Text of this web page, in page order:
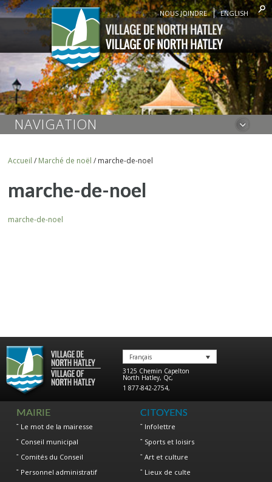
NOUS JOINDRE ENGLISH
NAVIGATION
Accueil / Marché de noël / marche-de-noel
marche-de-noel
marche-de-noel
Français
3125 Chemin Capelton
North Hatley, Qc,
1 877-842-2754,
MAIRIE
Le mot de la mairesse
Conseil municipal
Comités du Conseil
Personnel administratif
CITOYENS
Infolettre
Sports et loisirs
Art et culture
Lieux de culte